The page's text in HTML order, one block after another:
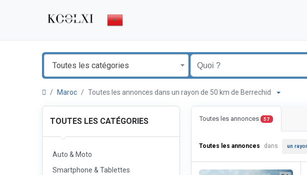
Toutes les catégories
Maroc Toutes les annonces dans un rayon de 50 km de Berrechid
TOUTES LES CATÉGORIES
Auto & Moto
Smartphone & Tablettes
Toutes les annonces 57
Toutes les annonces dans un